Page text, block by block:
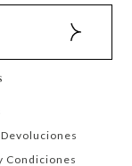
Condiciones